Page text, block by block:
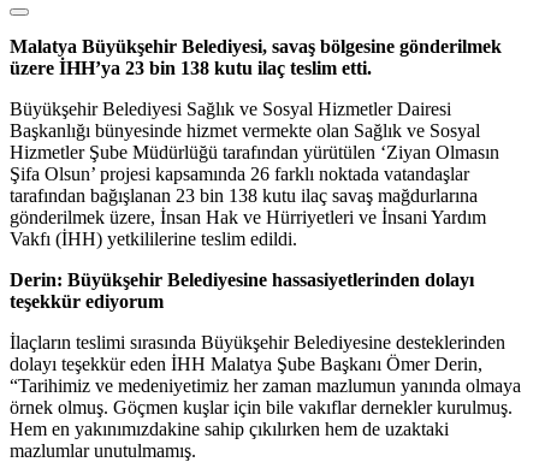
Malatya Büyükşehir Belediyesi, savaş bölgesine gönderilmek
üzere İHH’ya 23 bin 138 kutu ilaç teslim etti.
Büyükşehir Belediyesi Sağlık ve Sosyal Hizmetler Dairesi
Başkanlığı bünyesinde hizmet vermekte olan Sağlık ve Sosyal
Hizmetler Şube Müdürlüğü tarafından yürütülen ‘Ziyan Olmasın
Şifa Olsun’ projesi kapsamında 26 farklı noktada vatandaşlar
tarafından bağışlanan 23 bin 138 kutu ilaç savaş mağdurlarına
gönderilmek üzere, İnsan Hak ve Hürriyetleri ve İnsani Yardım
Vakfı (İHH) yetkililerine teslim edildi.
Derin: Büyükşehir Belediyesine hassasiyetlerinden dolayı
teşekkür ediyorum
İlaçların teslimi sırasında Büyükşehir Belediyesine desteklerinden
dolayı teşekkür eden İHH Malatya Şube Başkanı Ömer Derin,
“Tarihimiz ve medeniyetimiz her zaman mazlumun yanında olmaya
örnek olmuş. Göçmen kuşlar için bile vakıflar dernekler kurulmuş.
Hem en yakınımızdakine sahip çıkılırken hem de uzaktaki
mazlumlar unutulmamış.